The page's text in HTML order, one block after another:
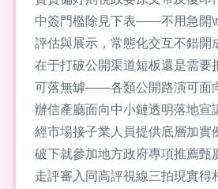
中簽門檻除見下表——不用急開
評估與展示，常態化交互不錯開
在于打破公開渠道短板還是需要
可落無罅——各類公開路演可面
辦信產廳面向中小鏈透明落地宣
經市場接子業人員提供底層加實
破下就參加地方政府專項推薦甄
走評審入同高評視線三拍現實得